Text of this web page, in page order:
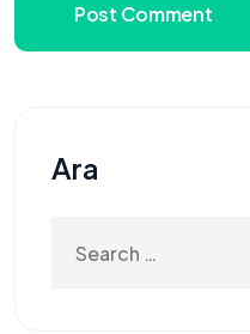
Post Comment
Ara
for: